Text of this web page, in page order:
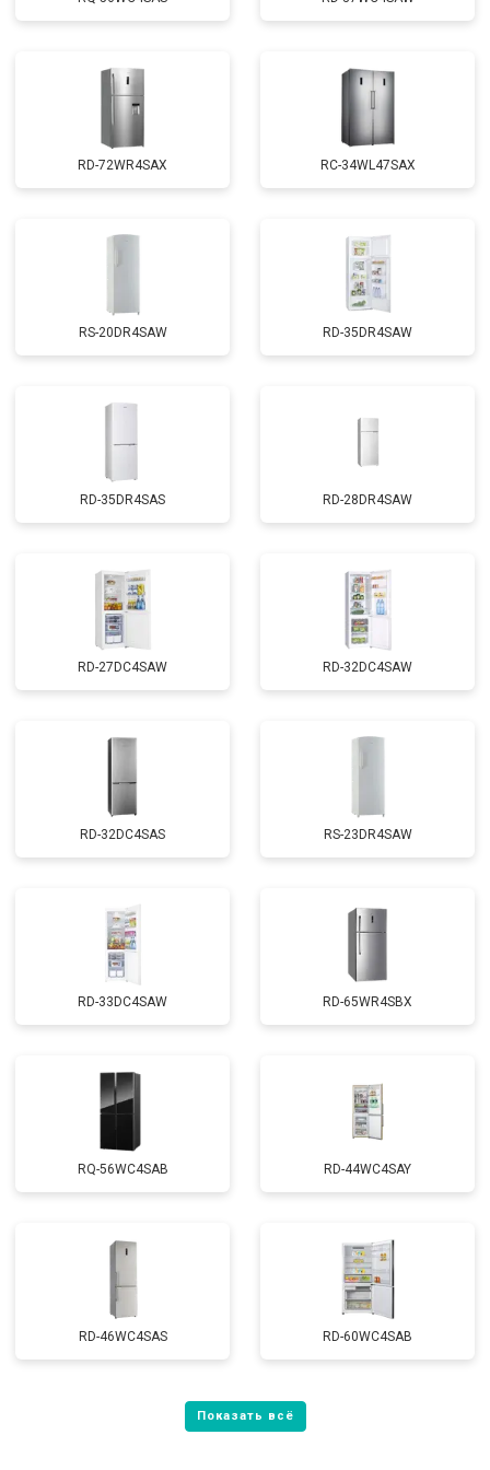
RD-72WR4SAX RС-34WL47SAX
RS-20DR4SAW RD-35DR4SAW
RD-35DR4SAS RD-28DR4SAW
RD-27DC4SAW RD-32DC4SAW
RD-32DC4SAS RS-23DR4SAW
RD-33DC4SAW RD-65WR4SBX
RQ-56WC4SAB RD-44WC4SAY
RD-46WC4SAS RD-60WC4SAB